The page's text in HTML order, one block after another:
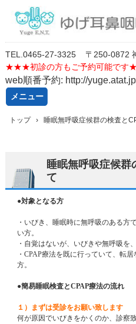
TEL. 0465-27-3325
〒250-0872
★★★初診の方もご予約可能で
web順番予約: http://
メニュー
キ
トップ › 睡眠無呼吸症候群の検査と
睡眠無呼吸症候群
て
●対象となる方
・いびき、睡眠時に無呼吸のある方
い方。
・自覚はないが、いびきや無呼吸を
・ CPAP療法を既に行っていて、転
方。
●簡易睡眠検査とCPAP療法の流れ
１）まずは受診をお願い致します
何が原因でいびきをかくのか、診察致